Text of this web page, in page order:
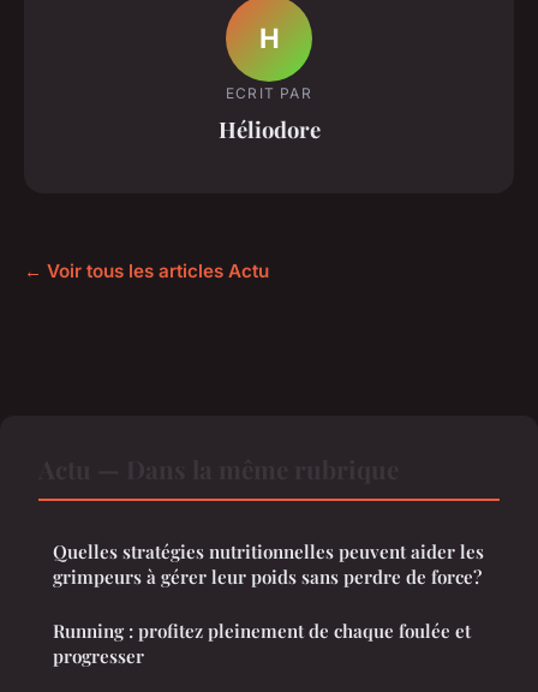
H
ECRIT PAR
Héliodore
← Voir tous les articles Actu
Quelles stratégies nutritionnelles peuvent aider les
grimpeurs à gérer leur poids sans perdre de force?
Running : profitez pleinement de chaque foulée et
progresser